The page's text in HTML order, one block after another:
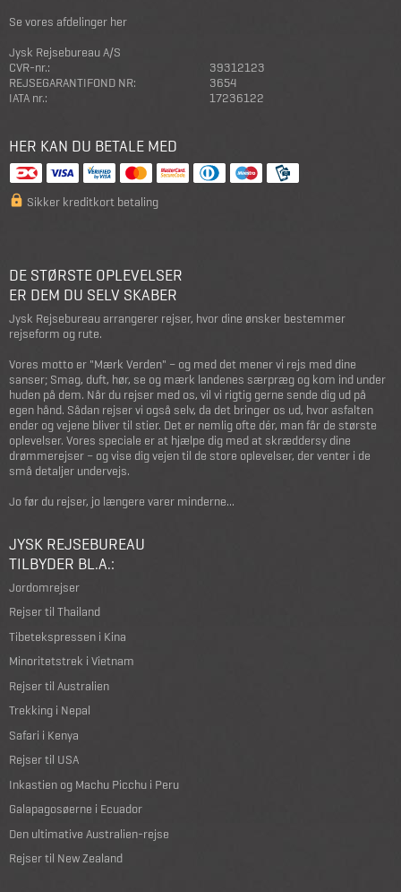
Se vores afdelinger her
Jysk Rejsebureau A/S
CVR-nr.:
39312123
REJSEGARANTIFOND NR:
3654
IATA nr.:
17236122
HER KAN DU BETALE MED
Sikker kreditkort betaling
DE STØRSTE OPLEVELSER
ER DEM DU SELV SKABER
Jysk Rejsebureau arrangerer rejser, hvor dine ønsker bestemmer
rejseform og rute.
Vores motto er "Mærk Verden" – og med det mener vi rejs med dine
sanser; Smag, duft, hør, se og mærk landenes særpræg og kom ind under
huden på dem. Når du rejser med os, vil vi rigtig gerne sende dig ud på
egen hånd. Sådan rejser vi også selv, da det bringer os ud, hvor asfalten
ender og vejene bliver til stier. Det er nemlig ofte dér, man får de største
oplevelser. Vores speciale er at hjælpe dig med at skræddersy dine
drømmerejser – og vise dig vejen til de store oplevelser, der venter i de
små detaljer undervejs.
Jo før du rejser, jo længere varer minderne...
JYSK REJSEBUREAU
TILBYDER BL.A.:
Jordomrejser
Rejser til Thailand
Tibetekspressen i Kina
Minoritetstrek i Vietnam
Rejser til Australien
Trekking i Nepal
Safari i Kenya
Rejser til USA
Inkastien og Machu Picchu i Peru
Galapagosøerne i Ecuador
Den ultimative Australien-rejse
Rejser til New Zealand